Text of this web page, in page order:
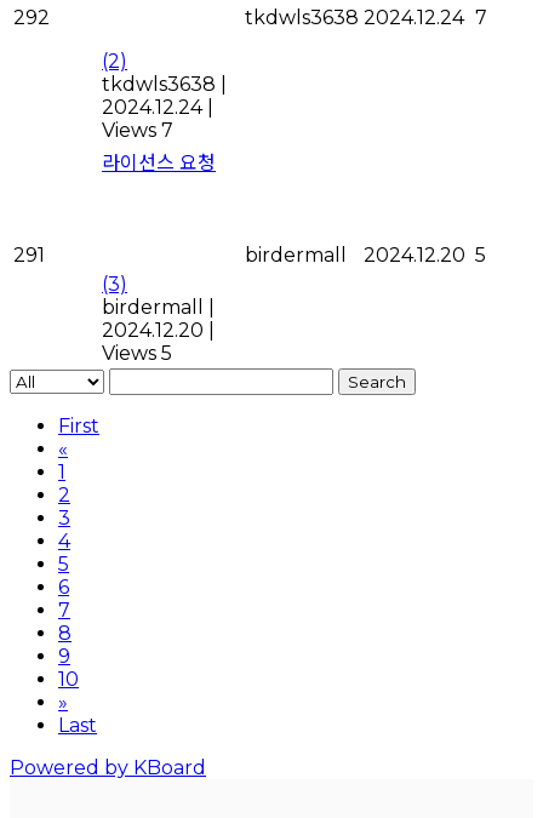
292
(2)
tkdwls3638
2024.12.24
Views 7
tkdwls3638 2024.12.24 7
291
라이선스 요청
(3)
birdermall
2024.12.20
Views 5
birdermall 2024.12.20 5
Search
First
«
1
2
3
4
5
6
7
8
9
10
»
Last
Powered by KBoard